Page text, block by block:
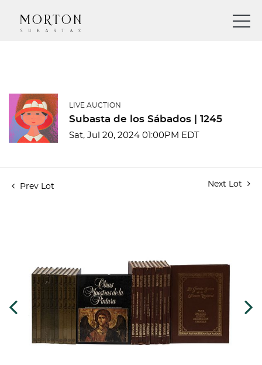
LIVE AUCTION
Subasta de los Sábados | 1245
Sat, Jul 20, 2024 01:00PM EDT
Prev Lot Next Lot